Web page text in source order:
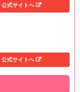
公式サイトへ
公式サイトへ